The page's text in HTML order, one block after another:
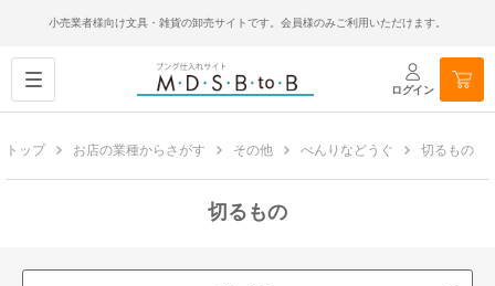
小売業者様向け文具・雑貨の卸売サイトです。会員様のみご利用いただけます。
ログイン
トップ お店の業種からさがす その他 べんりなどうぐ 切るもの
切るもの